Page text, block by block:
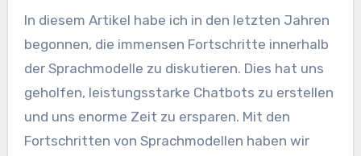
In diesem Artikel habe ich in den letzten Jahren
begonnen, die immensen Fortschritte innerhalb
der Sprachmodelle zu diskutieren. Dies hat uns
geholfen, leistungsstarke Chatbots zu erstellen
und uns enorme Zeit zu ersparen. Mit den
Fortschritten von Sprachmodellen haben wir